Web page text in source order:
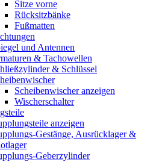
Sitze vorne
Rücksitzbänke
Fußmatten
und Antennen
& Tachowellen
& Schlüssel
Scheibenwischer anzeigen
Wischerschalter
anzeigen
Gestänge, Ausrücklager &
Geberzylinder